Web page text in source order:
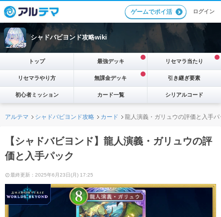
ゲームでポイ活 ログイン
シャドバビヨンド攻略wiki
トップ 最強デッキ リセマラ当たり
リセマラやり方 無課金デッキ 引き継ぎ要素
初心者ミッション カード一覧 シリアルコード
アルテマ シャドバビヨンド攻略 カード 龍人演義・ガリュウの評価と入手パ
【シャドバビヨンド】龍人演義・ガリュウの評
価と入手パック
最終更新：2025年6月23日(月) 17:25